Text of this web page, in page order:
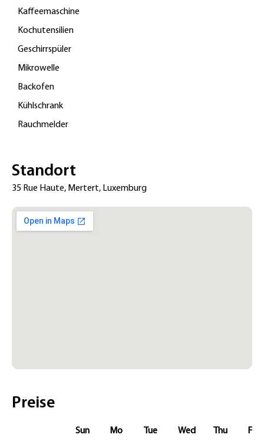
Kaffeemaschine
Kochutensilien
Geschirrspüler
Mikrowelle
Backofen
Kühlschrank
Rauchmelder
Standort
35 Rue Haute, Mertert, Luxemburg
Preise
Sun Mo Tue Wed Thu Fr